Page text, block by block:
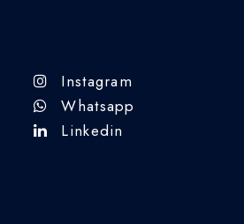
Instagram
Whatsapp
Linkedin